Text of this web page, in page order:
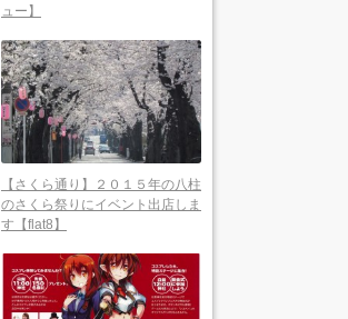
ュー】
【さくら通り】２０１５年の八柱
のさくら祭りにイベント出店しま
す【flat8】